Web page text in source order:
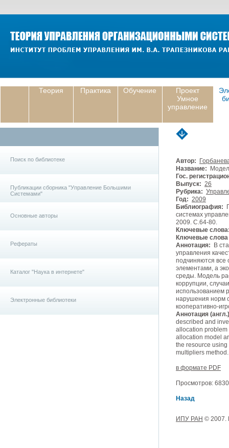
Теория Практика Обучение
Проект
Умное
управление
Поиск по библиотеке
Публикации сборника "Управление Большими
Системами"
Основные авторы
Рефераты
Каталог "Наука в интернете"
Электронные библиотеки
Автор:
Название:
Гос.
Выпуск: 26
Рубрика:
Год: 2009
Библиография:
системах
2009. С.64-80.
Ключевые
Ключевые слова
Аннотация: В
управления
подчиняются все
элементами, а
среды. Модель
коррупции,
использованием
нарушения норм
кооперативно-
Аннотация
described and
allocation problem
allocation model
the resource
multipliers method.
в формате PDF
Просмотров:
Назад
ИПУ РАН © 2007.